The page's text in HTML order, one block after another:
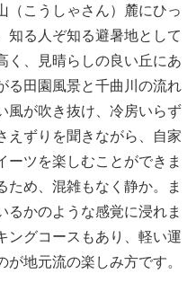
（こうしゃさん）麓にひっ
知る人ぞ知る避暑地として
く、見晴らしの良い丘にあ
る田園風景と千曲川の流れ
風が吹き抜け、冷房いらず
えずりを聞きながら、自家
ーツを楽しむことができま
ため、混雑もなく静か。ま
るかのような感覚に浸れま
ングコースもあり、軽い運
地元流の楽しみ方です。